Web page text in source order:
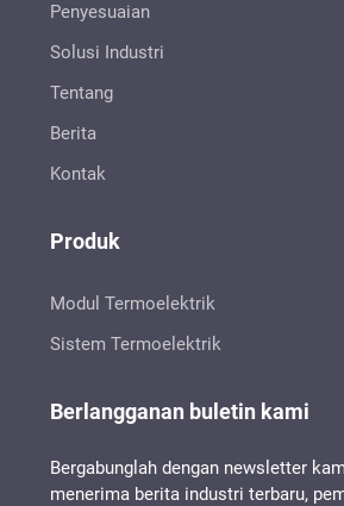
Penyesuaian
Solusi Industri
Tentang
Berita
Kontak
Produk
Modul Termoelektrik
Sistem Termoelektrik
Berlangganan buletin kami
Bergabunglah dengan newsletter
menerima berita industri terbaru,